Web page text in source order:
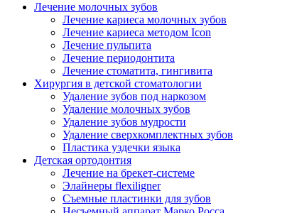
Лечение молочных зубов
Лечение кариеса молочных зубов
Лечение кариеса методом Icon
Лечение пульпита
Лечение периодонтита
Лечение стоматита, гингивита
Хирургия в детской стоматологии
Удаление зубов под наркозом
Удаление молочных зубов
Удаление зубов мудрости
Удаление сверхкомплектных зубов
Пластика уздечки языка
Детская ортодонтия
Лечение на брекет-системе
Элайнеры flexiligner
Съемные пластинки для зубов